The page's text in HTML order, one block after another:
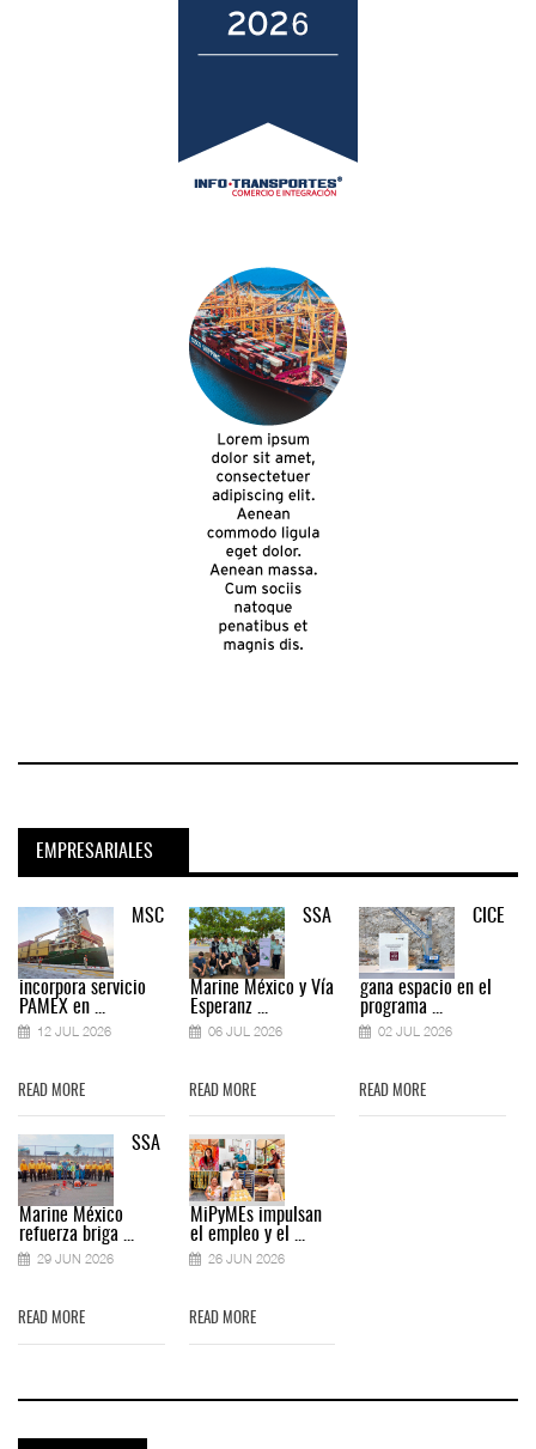
EMPRESARIALES
MSC
incorpora servicio
PAMEX en ...
12 JUL 2026
READ MORE
SSA
Marine México
refuerza briga ...
29 JUN 2026
READ MORE
SSA
Marine México y Vía
Esperanz ...
06 JUL 2026
READ MORE
MiPyMEs impulsan
el empleo y el ...
26 JUN 2026
READ MORE
CICE
gana espacio en el
programa ...
02 JUL 2026
READ MORE